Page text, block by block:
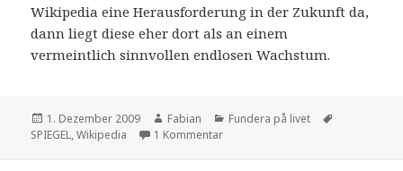
Wikipedia eine Herausforderung in der Zukunft da,
dann liegt diese eher dort als an einem
vermeintlich sinnvollen endlosen Wachstum.
Veröffentlicht
am
1. Dezember 2009 Autor
Fabian Kategorien
Fundera på livet
SPIEGEL,Wikipedia 1 Kommentarzu Schrumpfende Wikipedia